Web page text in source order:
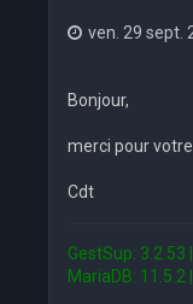
ven. 29 sept.
Bonjour,
merci pour
Cdt
GestSup: 3.2.53
MariaDB: 11.5.2